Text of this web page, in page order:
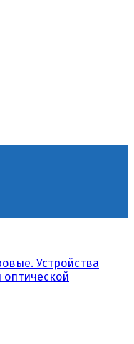
Устройства